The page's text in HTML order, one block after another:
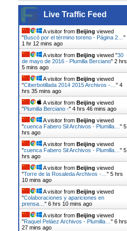
Live Traffic Feed
A visitor from Beijing viewed
"Buscó por el término toreno - Página 2… "
1 hr 12 mins ago
A visitor from Beijing viewed "30
de mayo de 2016 - Plumilla Berciano" 2 hrs
5 mins ago
A visitor from Beijing viewed
"Ciberbotillada 2014 2015 Archivos -… " 4
hrs 35 mins ago
A visitor from Beijing viewed
"Plumilla Berciano -" 4 hrs 46 mins ago
A visitor from Beijing viewed
"cuenca Fabero Sil Archivos - Plumilla… " 5
hrs ago
A visitor from Beijing viewed
"cuenca Fabero Sil Archivos - Plumilla… " 5
hrs ago
A visitor from Beijing viewed
"Torre de la Rosaleda Archivos -… " 5 hrs
10 mins ago
A visitor from Beijing viewed
"Colaboraciones y apariciones en
prensa… " 6 hrs 10 mins ago
A visitor from Beijing viewed
"Raquel Peláez Archivos - Plumilla… " 6 hrs
27 mins ago